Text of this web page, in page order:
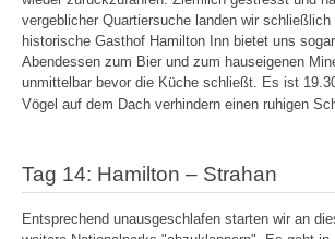
vergeblicher Quartiersuche landen wir schließlich
historische Gasthof Hamilton Inn bietet uns
Abendessen zum Bier und zum hauseigenen
unmittelbar bevor die Küche schließt. Es ist
Vögel auf dem Dach verhindern einen ruhigen
Tag 14: Hamilton – Strahan
Entsprechend unausgeschlafen starten wir an